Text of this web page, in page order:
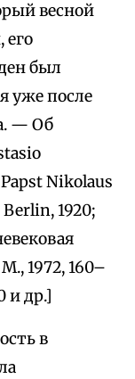
весной
его
был
уже после
— Об
Papst Nikolaus
1920;
1972, 160–
и др.]
в